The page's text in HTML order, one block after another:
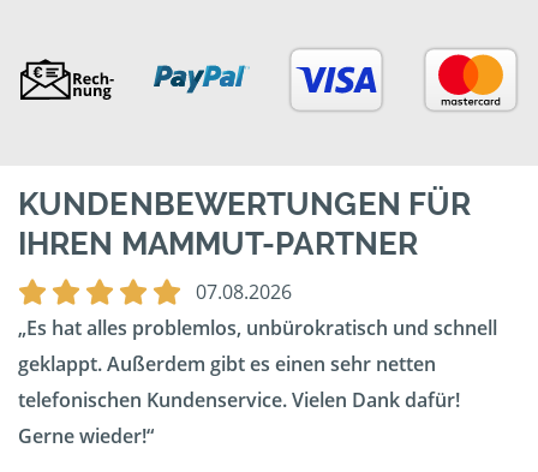
KUNDENBEWERTUNGEN FÜR
IHREN MAMMUT-PARTNER
07.08.2026
Es hat alles problemlos, unbürokratisch und schnell
geklappt. Außerdem gibt es einen sehr netten
telefonischen Kundenservice. Vielen Dank dafür!
Gerne wieder!